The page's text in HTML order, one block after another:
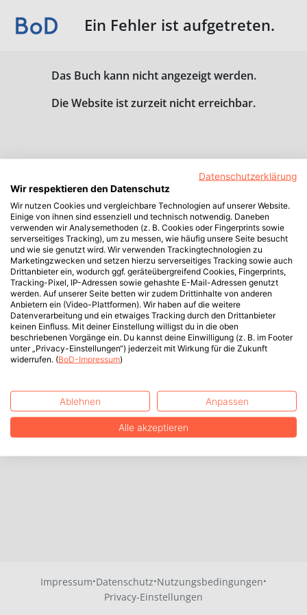
Ein Fehler ist aufgetreten.
Das Buch kann nicht angezeigt werden.
Die Website ist zurzeit nicht erreichbar.
Impressum·Datenschutz·Nutzungsbedingungen·
Privacy-Einstellungen
Datenschutzerklärung
Wir respektieren den Datenschutz
Wir nutzen Cookies und vergleichbare Technologien auf unserer Website.
Einige von ihnen sind essenziell und technisch notwendig. Daneben
verwenden wir Analysemethoden (z. B. Cookies oder Fingerprints sowie
serverseitiges Tracking), um zu messen, wie häufig unsere Seite besucht
und wie sie genutzt wird. Wir verwenden Trackingtechnologien zu
Marketingzwecken und setzen hierzu serverseitiges Tracking sowie auch
Drittanbieter ein, wodurch ggf. geräteübergreifend Cookies, Fingerprints,
Tracking-Pixel, IP-Adressen sowie gehashte E-Mail-Adressen genutzt
werden. Auf unserer Seite betten wir zudem Drittinhalte von anderen
Anbietern ein (Video-Plattformen). Wir haben auf die weitere
Datenverarbeitung und ein etwaiges Tracking durch den Drittanbieter
keinen Einfluss. Mit deiner Einstellung willigst du in die oben
beschriebenen Vorgänge ein. Du kannst deine Einwilligung (z. B. im Footer
unter „Privacy-Einstellungen“) jederzeit mit Wirkung für die Zukunft
widerrufen. (BoD-Impressum)
Ablehnen Anpassen
Alle akzeptieren